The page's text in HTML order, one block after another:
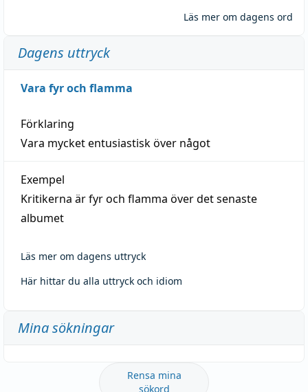
Läs mer om dagens ord
Dagens uttryck
Vara fyr och flamma
Förklaring
Vara mycket entusiastisk över något
Exempel
Kritikerna är fyr och flamma över det senaste
albumet
Läs mer om dagens uttryck
Här hittar du alla uttryck och idiom
Mina sökningar
Rensa mina
sökord